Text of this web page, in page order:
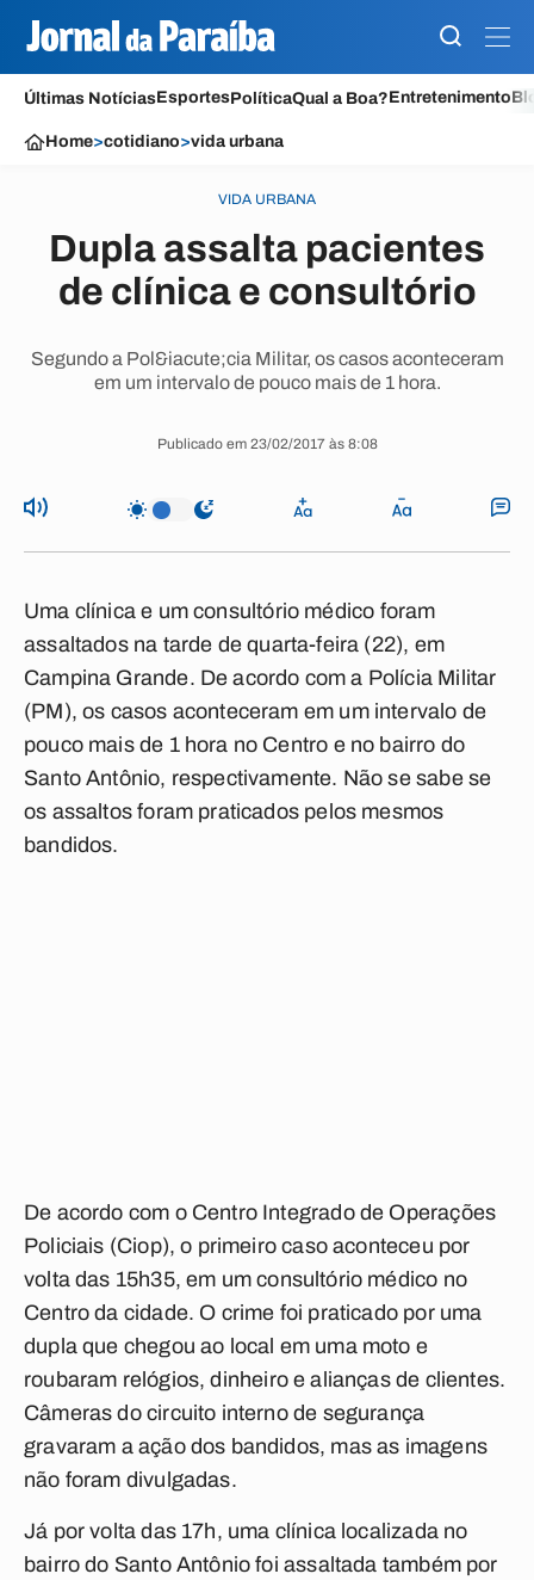
Últimas NotíciasEsportesPolíticaQual a Boa?Entretenimento
Home>cotidiano>vida urbana
VIDA URBANA
Dupla assalta pacientes
de clínica e consultório
Segundo a Pol&iacute;cia Militar, os casos aconteceram
em um intervalo de pouco mais de 1 hora.
Publicado em 23/02/2017 às 8:08
Uma clínica e umconsultório médico foram
assaltadosna tarde de quarta-feira (22), em
Campina Grande. De acordo com a Polícia Militar
(PM), os casos aconteceram em um intervalo de
pouco mais de 1 hora no Centro e no bairro do
Santo Antônio, respectivamente. Não se sabe se
os assaltos foram praticados pelos mesmos
bandidos.
De acordo com o Centro Integrado de Operações
Policiais (Ciop), o primeiro caso aconteceu por
volta das 15h35, em umconsultório médico no
Centro da cidade. O crime foi praticado por uma
dupla que chegou ao local em uma moto e
roubaram relógios, dinheiroe alianças de clientes.
Câmeras do circuito interno de segurança
gravaram a ação dos bandidos, mas as imagens
não foram divulgadas.
Já por volta das 17h, uma clínica localizada no
bairro do Santo Antônio foi assaltada também por